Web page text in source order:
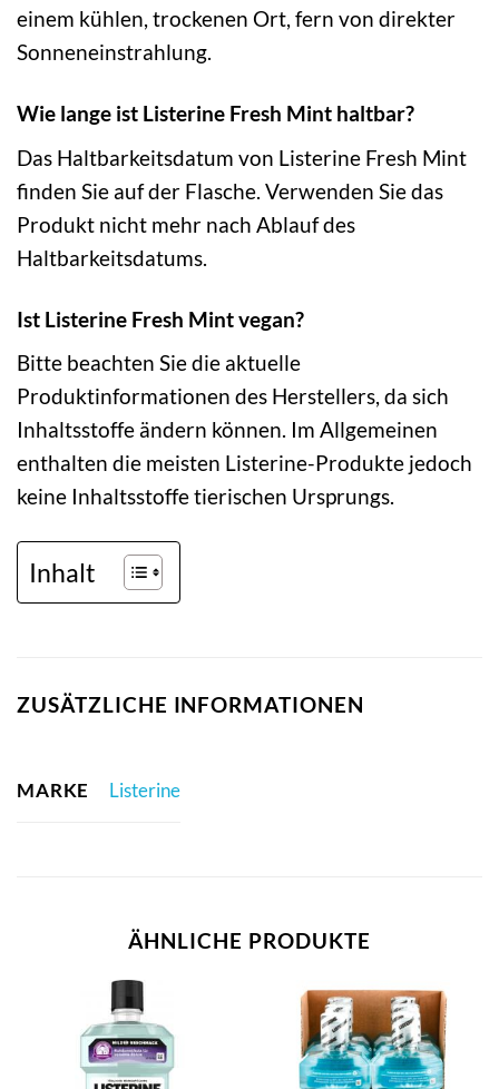
einem kühlen, trockenen Ort, fern von direkter
Sonneneinstrahlung.
Wie lange ist Listerine Fresh Mint haltbar?
Das Haltbarkeitsdatum von Listerine Fresh Mint
finden Sie auf der Flasche. Verwenden Sie das
Produkt nicht mehr nach Ablauf des
Haltbarkeitsdatums.
Ist Listerine Fresh Mint vegan?
Bitte beachten Sie die aktuelle
Produktinformationen des Herstellers, da sich
Inhaltsstoffe ändern können. Im Allgemeinen
enthalten die meisten Listerine-Produkte jedoch
keine Inhaltsstoffe tierischen Ursprungs.
Inhalt
ZUSÄTZLICHE INFORMATIONEN
MARKE Listerine
ÄHNLICHE PRODUKTE